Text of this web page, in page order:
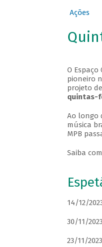
Ações
O
pioneiro
projeto
quintas-
Ao longo
música
MPB
Saiba
14/12/
30/11/
23/11/